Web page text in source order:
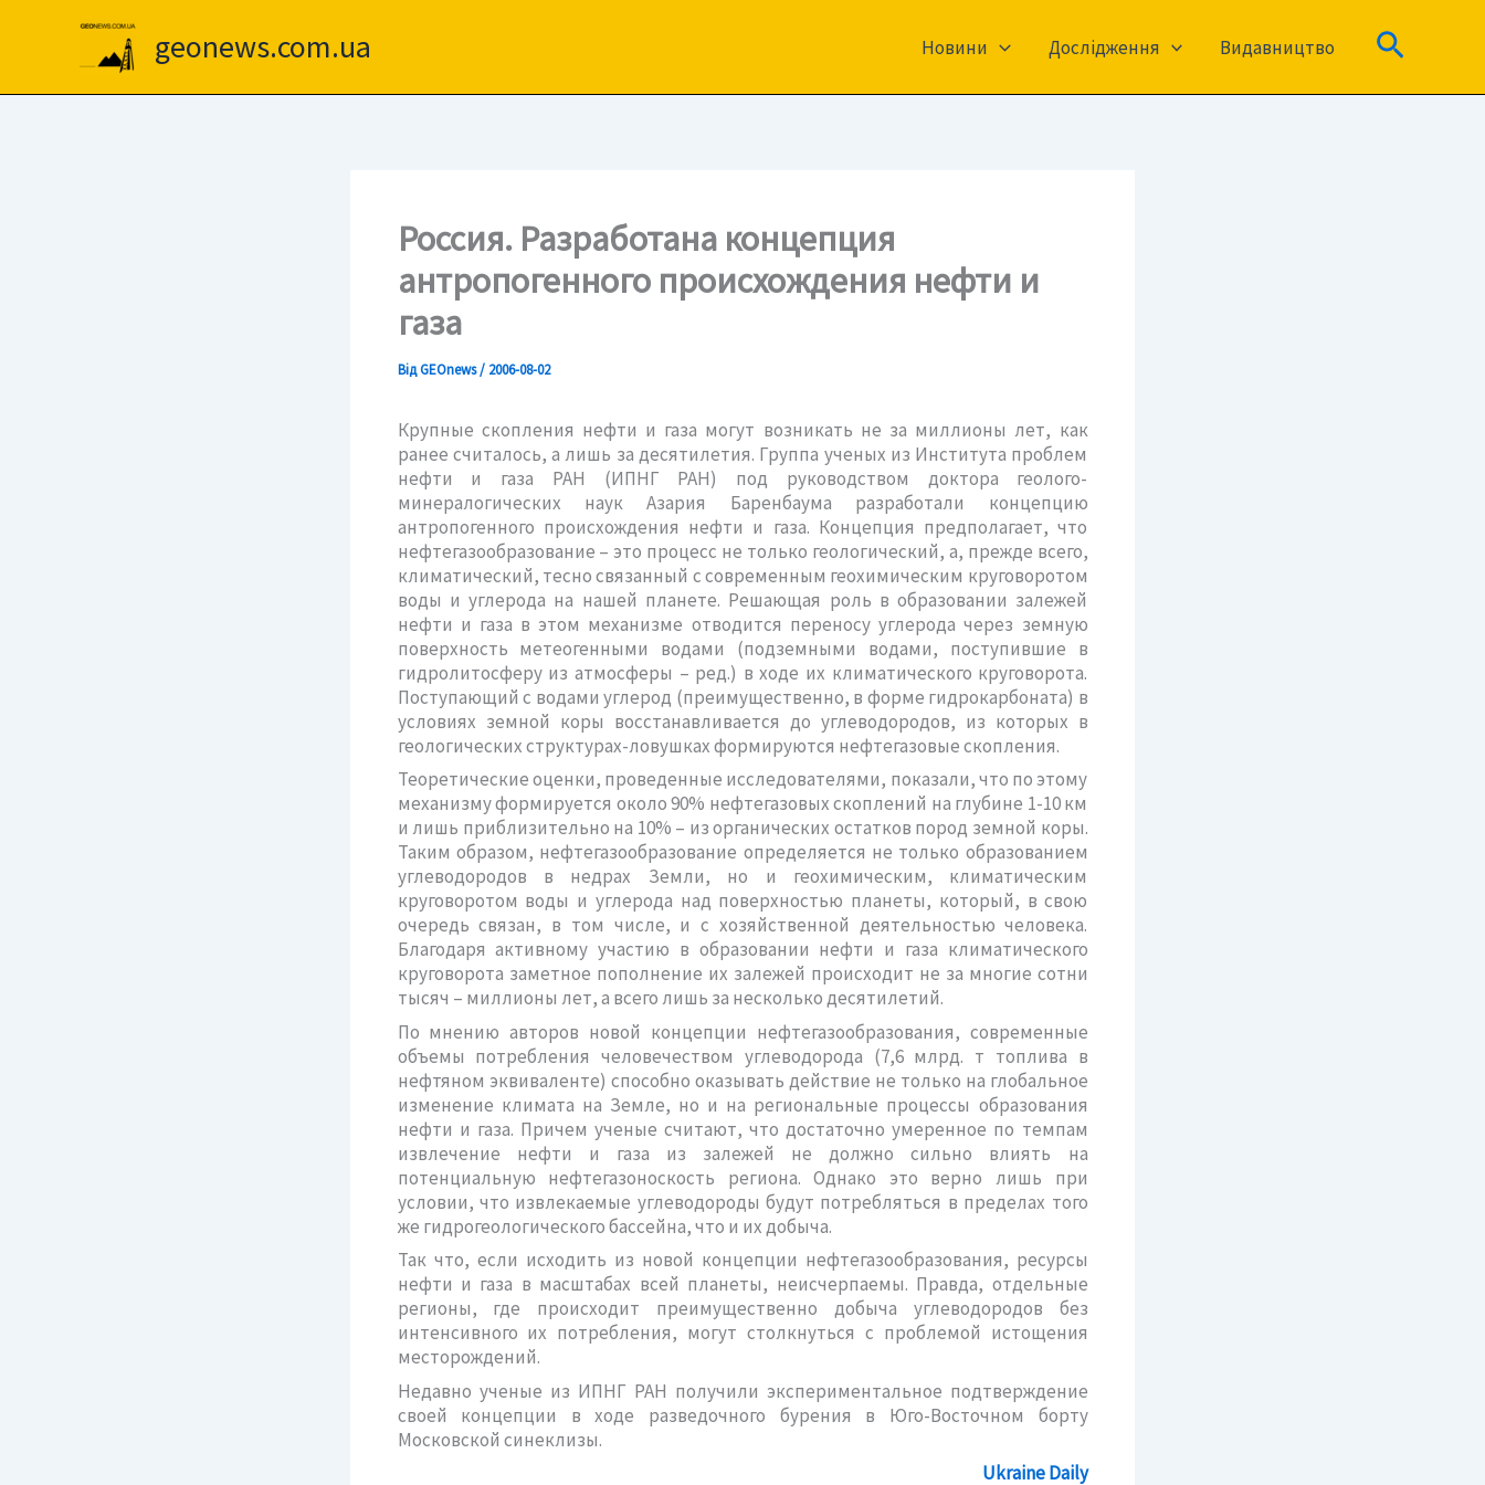
geonews.com.ua Новини Дослідження Видавництво Пошук
Россия. Разработана концепция
антропогенного происхождения нефти и
газа
ВідGEOnews/ 2006-08-02
Крупные скопления нефти и газа могут возникать не за миллионы лет, как
ранее считалось, а лишь за десятилетия. Группа ученых из Института проблем
нефти и газа РАН (ИПНГ РАН) под руководством доктора геолого-
минералогических наук Азария Баренбаума разработали концепцию
антропогенного происхождения нефти и газа. Концепция предполагает, что
нефтегазообразование – это процесс не только геологический, а, прежде всего,
климатический, тесно связанный с современным геохимическим круговоротом
воды и углерода на нашей планете. Решающая роль в образовании залежей
нефти и газа в этом механизме отводится переносу углерода через земную
поверхность метеогенными водами (подземными водами, поступившие в
гидролитосферу из атмосферы – ред.) в ходе их климатического круговорота.
Поступающий с водами углерод (преимущественно, в форме гидрокарбоната) в
условиях земной коры восстанавливается до углеводородов, из которых в
геологических структурах-ловушках формируются нефтегазовые скопления.
Теоретические оценки, проведенные исследователями, показали, что по этому
механизму формируется около 90% нефтегазовых скоплений на глубине 1-10 км
и лишь приблизительно на 10% – из органических остатков пород земной коры.
Таким образом, нефтегазообразование определяется не только образованием
углеводородов в недрах Земли, но и геохимическим, климатическим
круговоротом воды и углерода над поверхностью планеты, который, в свою
очередь связан, в том числе, и с хозяйственной деятельностью человека.
Благодаря активному участию в образовании нефти и газа климатического
круговорота заметное пополнение их залежей происходит не за многие сотни
тысяч – миллионы лет, а всего лишь за несколько десятилетий.
По мнению авторов новой концепции нефтегазообразования, современные
объемы потребления человечеством углеводорода (7,6 млрд. т топлива в
нефтяном эквиваленте) способно оказывать действие не только на глобальное
изменение климата на Земле, но и на региональные процессы образования
нефти и газа. Причем ученые считают, что достаточно умеренное по темпам
извлечение нефти и газа из залежей не должно сильно влиять на
потенциальную нефтегазоноскость региона. Однако это верно лишь при
условии, что извлекаемые углеводороды будут потребляться в пределах того
же гидрогеологического бассейна, что и их добыча.
Так что, если исходить из новой концепции нефтегазообразования, ресурсы
нефти и газа в масштабах всей планеты, неисчерпаемы. Правда, отдельные
регионы, где происходит преимущественно добыча углеводородов без
интенсивного их потребления, могут столкнуться с проблемой истощения
месторождений.
Недавно ученые из ИПНГ РАН получили экспериментальное подтверждение
своей концепции в ходе разведочного бурения в Юго-Восточном борту
Московской синеклизы.
Ukraine Daily